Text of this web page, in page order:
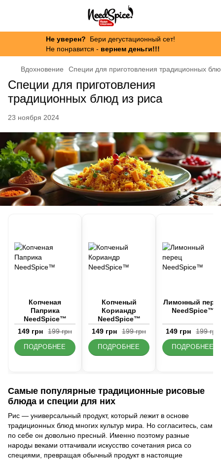
Не уверен? Бери дегустационный сет!
Не понравится - вернем деньги!!!
Вдохновение Специи для приготовления традиционных
Специи для приготовления
традиционных блюд из риса
23 ноября 2024
Копченая
Паприка
NeedSpice™
149 грн
199 грн
ПОДРОБНЕЕ
Копченый
Кориандр
NeedSpice™
149 грн
199 грн
ПОДРОБНЕЕ
Лимонный
NeedSpice™
149 грн 199 грн
ПОДРОБНЕЕ
Самые популярные традиционные рисовые
блюда и специи для них
Рис — универсальный продукт, который лежит в основе
традиционных блюд многих культур мира. Но согласитесь, сам
по себе он довольно пресный. Именно поэтому разные
народы веками оттачивали искусство сочетания риса со
специями, превращая обычный продукт в настоящие